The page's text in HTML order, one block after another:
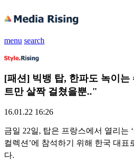
menu search
[패션] 빅뱅 탑, 한파도 녹이
트만 살짝 걸쳤을뿐.."
16.01.22 16:26
금일 22일, 탑은 프랑스에서 열리는
컬렉션’에 참석하기 위해 한국 대표
다.